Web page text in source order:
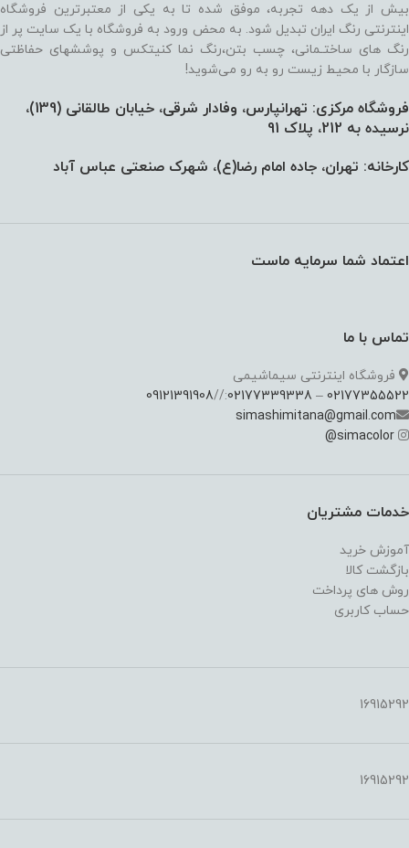
بیش از یک دهه تجربه، موفق شده تا به یکی از معتبرترین فروشگاه
اینترنتی رنگ ایران تبدیل شود. به محض ورود به فروشگاه با یک سایت پر از
رنگ های ساختـمانی، چسب بتن،‌رنگ نما کنیتکس و پوششهای حفاظتی
سازگار با محیط زیست رو به رو می‌شوید!
فروشگاه مرکزی: تهرانپارس، وفادار شرقی، خیابان طالقانی (139)،‌
نرسیده به 212، پلاک 91
کارخانه: تهران، جاده امام رضا(ع)، شهرک صنعتی عباس آباد
اعتماد شما سرمایه ماست
تماس با ما
فروشگاه اینترنتی سیماشیمی
02177355522
–
02177339338
://
09121391908
simashimitana@gmail.com
simacolor
@
خدمات مشتریان
آموزش خرید
بازگشت کالا
روش های پرداخت
حساب کاربری
16915292
16915292